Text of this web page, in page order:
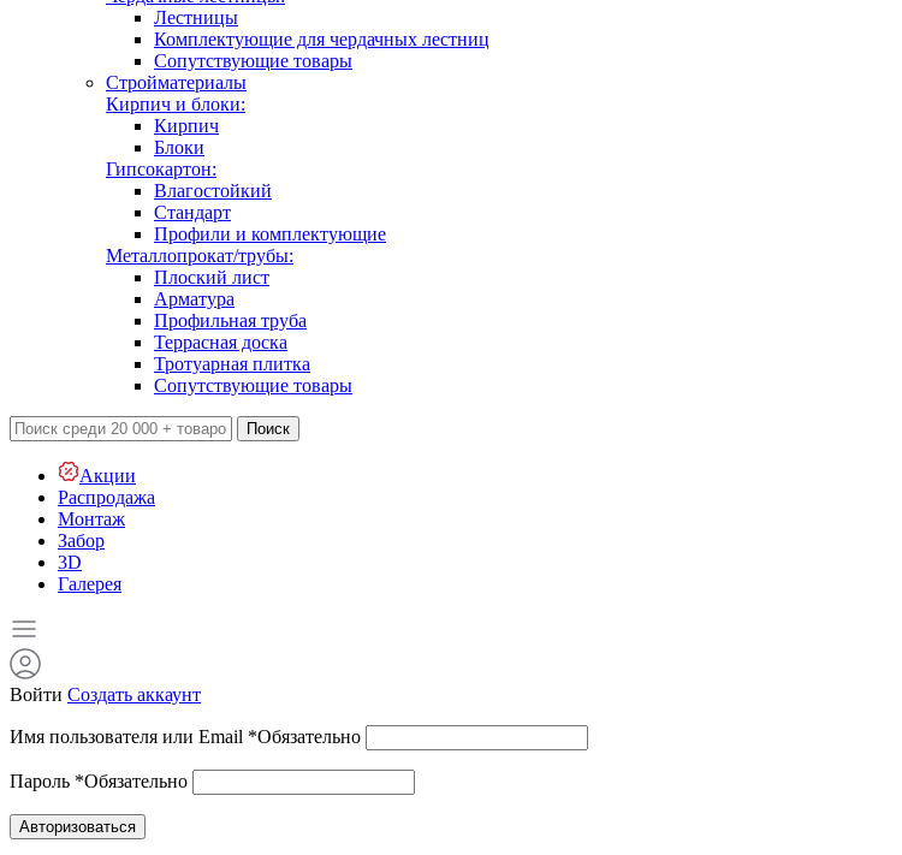
Лестницы
Комплектующие для чердачных лестниц
Сопутствующие товары
Стройматериалы
Кирпич и блоки:
Кирпич
Блоки
Гипсокартон:
Влагостойкий
Стандарт
Профили и комплектующие
Металлопрокат/трубы:
Плоский лист
Арматура
Профильная труба
Террасная доска
Тротуарная плитка
Сопутствующие товары
Поиск
Акции
Распродажа
Монтаж
Забор
3D
Галерея
Войти Создать аккаунт
Имя пользователя или Email *Обязательно
Пароль *Обязательно
Авторизоваться